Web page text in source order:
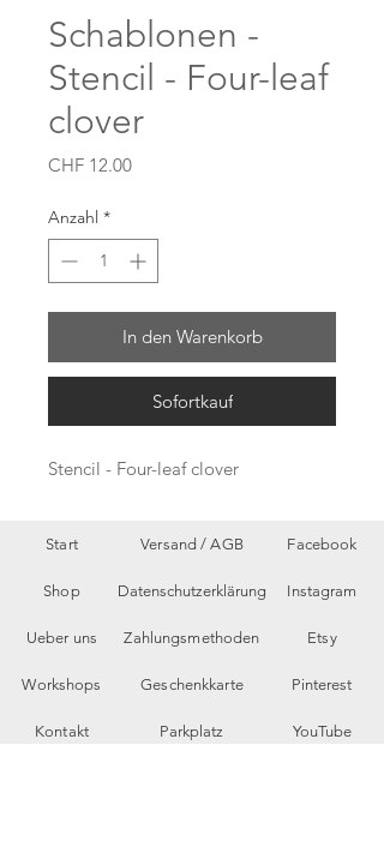
Schablonen -
Stencil - Four-leaf
clover
CHF 12.00Preis
Anzahl *
In den Warenkorb
Sofortkauf
Stencil - Four-leaf clover
Start
Shop
Ueber uns
Workshops
Kontakt
Versand /AGB
Datenschutzerklärung
Zahlungsmethoden
Geschenkkarte
Parkplatz
Facebook
Instagram
Etsy
Pinterest
YouTube